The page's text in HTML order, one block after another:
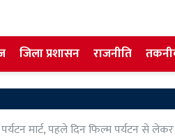
जिला प्रशासन राजनीति
मार्ट, पहले दिन फिल्म पर्यटन से